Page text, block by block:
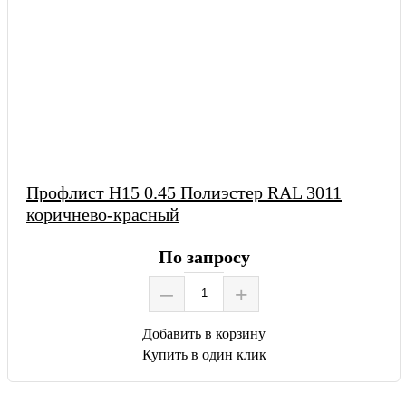
Профлист Н15 0.45 Полиэстер RAL 3011
коричнево-красный
По запросу
– +
Добавить в корзину
Купить в один клик